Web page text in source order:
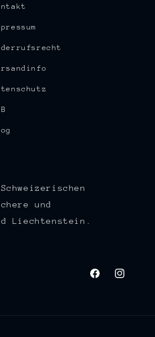
und
Liechtenstein.
FacebookInstagram